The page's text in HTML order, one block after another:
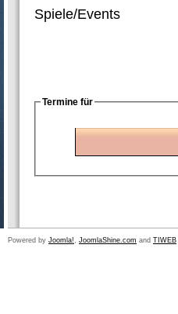
Spiele/Events
Termine für
Powered by Joomla! JoomlaShine.com and TIWEB